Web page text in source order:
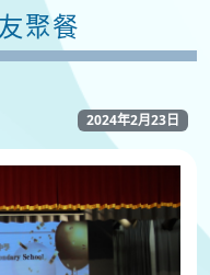
聚餐
2024年2月23日